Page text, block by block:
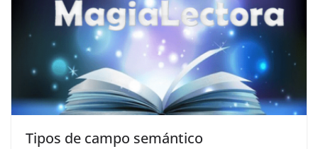
Tipos de campo semántico